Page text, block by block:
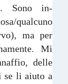
Sono in-
qualcuno
ma per
Mi
delle
se li aiuto a